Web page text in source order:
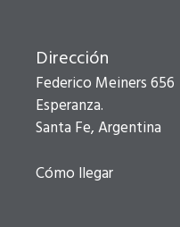
Dirección
Federico Meiners 656
Esperanza.
Santa Fe, Argentina
Cómo llegar